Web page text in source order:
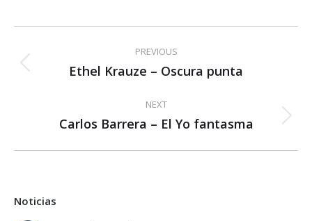
navigation
PREVIOUS
Previous
Ethel Krauze – Oscura punta
NEXT
Next
Carlos Barrera – El Yo fantasma
Noticias